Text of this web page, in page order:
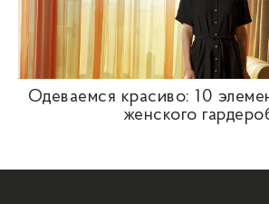
Одеваемся красиво: 10
женского